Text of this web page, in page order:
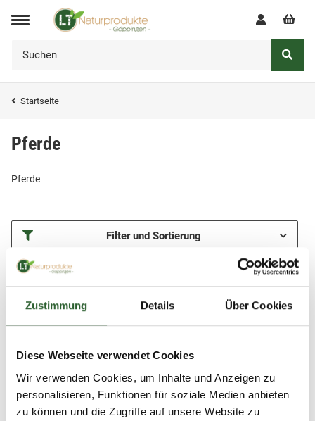
Zustimmung Details Über Cookies
Diese Webseite verwendet Cookies
Wir verwenden Cookies, um Inhalte und Anzeigen zu
personalisieren, Funktionen für soziale Medien anbieten
zu können und die Zugriffe auf unsere Website zu
Startseite
Pferde
Pferde
Filter und Sortierung
Kleintiere Kleine Kätzchen Langhaar
Meerschweinchen Gerbils
TOP BEWERTET AUF LAGER